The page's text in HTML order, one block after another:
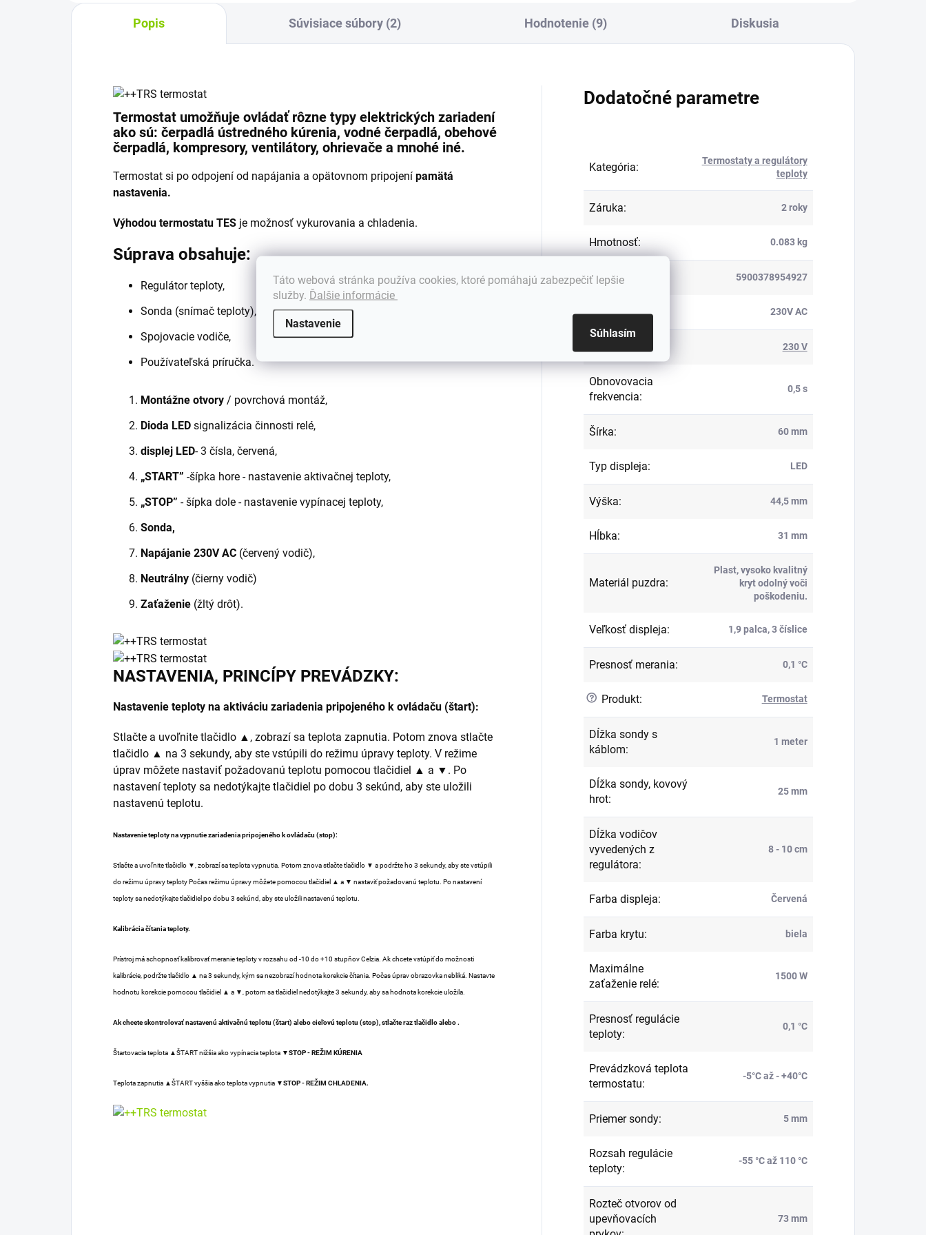
Táto webová stránka používa cookies, ktoré pomáhajú zabezpečiť lepšie
služby. Ďalšie informácie
Nastavenie
Súhlasím
Popis Súvisiace súbory (2) Hodnotenie (9) Diskusia
Termostat umožňuje ovládať rôzne typy elektrických zariadení
ako sú: čerpadlá ústredného kúrenia, vodné čerpadlá, obehové
čerpadlá, kompresory, ventilátory, ohrievače a mnohé iné.
Termostat si po odpojení od napájania a opätovnom pripojení pamätá
nastavenia.
Výhodou termostatu TES je možnosť vykurovania a chladenia.
Súprava obsahuje:
Regulátor teploty,
Sonda (snímač teploty),
Spojovacie vodiče,
Používateľská príručka.
Montážne otvory / povrchová montáž,
Dioda LED signalizácia činnosti relé,
displej LED- 3 čísla, červená,
„START” -šípka hore - nastavenie aktivačnej teploty,
„STOP” - šípka dole - nastavenie vypínacej teploty,
Sonda,
Napájanie 230V AC (červený vodič),
Neutrálny (čierny vodič)
Zaťaženie (žltý drôt).
NASTAVENIA, PRINCÍPY PREVÁDZKY:
Nastavenie teploty na aktiváciu zariadenia pripojeného k ovládaču (štart):
Stlačte a uvoľnite tlačidlo ▲, zobrazí sa teplota zapnutia. Potom znova stlačte
tlačidlo ▲ na 3 sekundy, aby ste vstúpili do režimu úpravy teploty. V režime
úprav môžete nastaviť požadovanú teplotu pomocou tlačidiel ▲ a ▼. Po
nastavení teploty sa nedotýkajte tlačidiel po dobu 3 sekúnd, aby ste uložili
nastavenú teplotu.
Nastavenie teploty na vypnutie zariadenia pripojeného k ovládaču (stop):
Stlačte a uvoľnite tlačidlo ▼, zobrazí sa teplota vypnutia. Potom znova stlačte tlačidlo ▼ a podržte ho 3 sekundy, aby ste vstúpili
do režimu úpravy teploty Počas režimu úpravy môžete pomocou tlačidiel ▲ a ▼ nastaviť požadovanú teplotu. Po nastavení
teploty sa nedotýkajte tlačidiel po dobu 3 sekúnd, aby ste uložili nastavenú teplotu.
Kalibrácia čítania teploty.
Prístroj má schopnosť kalibrovať meranie teploty v rozsahu od -10 do +10 stupňov Celzia. Ak chcete vstúpiť do možnosti
kalibrácie, podržte tlačidlo ▲ na 3 sekundy, kým sa nezobrazí hodnota korekcie čítania. Počas úprav obrazovka nebliká. Nastavte
hodnotu korekcie pomocou tlačidiel ▲ a ▼, potom sa tlačidiel nedotýkajte 3 sekundy, aby sa hodnota korekcie uložila.
Ak chcete skontrolovať nastavenú aktivačnú teplotu (štart) alebo cieľovú teplotu (stop), stlačte raz tlačidlo alebo .
Štartovacia teplota ▲ŠTART nižšia ako vypínacia teplota ▼STOP - REŽIM KÚRENIA
Teplota zapnutia ▲ŠTART vyššia ako teplota vypnutia ▼STOP - REŽIM CHLADENIA.
Dodatočné parametre
Kategória:
Termostaty a regulátory
teploty
Záruka: 2 roky
Hmotnosť: 0.083 kg
EAN: 5900378954927
Napájanie: 230V AC
230 V
Obnovovacia
frekvencia:
0,5 s
Šírka: 60 mm
Typ displeja: LED
Výška: 44,5 mm
Hĺbka: 31 mm
Materiál puzdra:
Plast, vysoko kvalitný
kryt odolný voči
poškodeniu.
Veľkosť displeja: 1,9 palca, 3 číslice
Presnosť merania: 0,1 °C
? Produkt: Termostat
Dĺžka sondy s
káblom:
1 meter
Dĺžka sondy, kovový
hrot:
25 mm
Dĺžka vodičov
vyvedených z
regulátora:
8 - 10 cm
Farba displeja: Červená
Farba krytu: biela
Maximálne
zaťaženie relé:
1500 W
Presnosť regulácie
teploty:
0,1 °C
Prevádzková teplota
termostatu:
-5°C až - +40°C
Priemer sondy: 5 mm
Rozsah regulácie
teploty:
-55 °C až 110 °C
Rozteč otvorov od
upevňovacích
73 mm